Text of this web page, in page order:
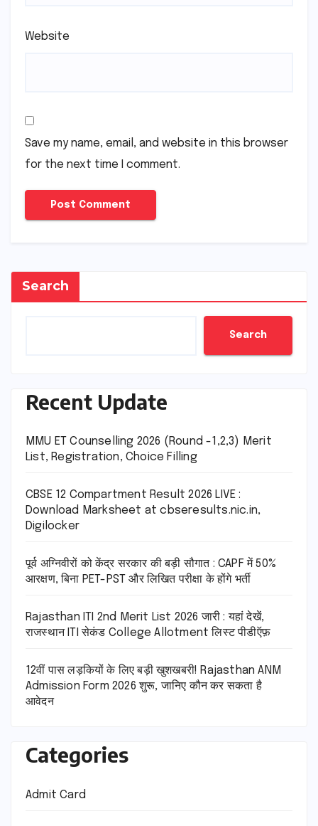
Website
Save my name, email, and website in this browser
for the next time I comment.
Search
Search
Recent Update
MMU ET Counselling 2026 (Round -1,2,3) Merit
List, Registration, Choice Filling
CBSE 12 Compartment Result 2026 LIVE :
Download Marksheet at cbseresults.nic.in,
Digilocker
पूर्व अग्निवीरों को केंद्र सरकार की बड़ी सौगात : CAPF में 50%
आरक्षण, बिना PET-PST और लिखित परीक्षा के होंगे भर्ती
Rajasthan ITI 2nd Merit List 2026 जारी : यहां देखें,
राजस्थान ITI सेकंड College Allotment लिस्ट पीडीऍफ़
12वीं पास लड़कियों के लिए बड़ी खुशखबरी! Rajasthan ANM
Admission Form 2026 शुरू, जानिए कौन कर सकता है
आवेदन
Categories
Admit Card